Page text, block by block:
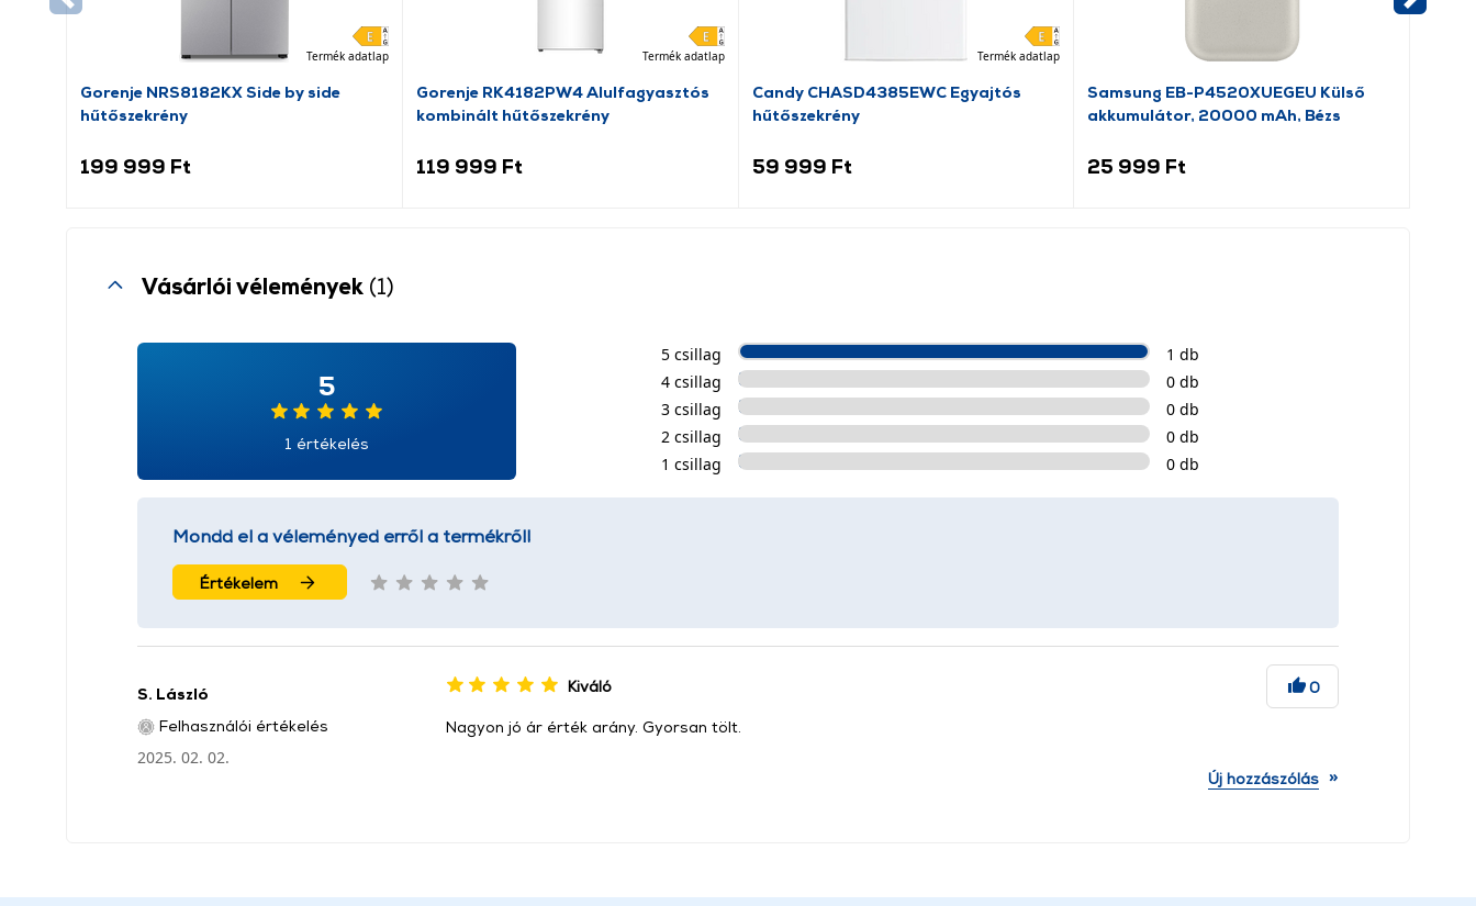
Termék adatlap
Gorenje NRS8182KX Side by side
hűtőszekrény
199 999 Ft
Termék adatlap
Gorenje RK4182PW4 Alulfagyasztós
kombinált hűtőszekrény
119 999 Ft
Termék adatlap
Candy CHASD4385EWC Egyajtós
hűtőszekrény
59 999 Ft
Samsung EB-P4520XUEGEU Külső
akkumulátor, 20000 mAh, Bézs
25 999 Ft
Vásárlói vélemények (1)
5
1 értékelés
5 csillag
1 db
4 csillag
0 db
3 csillag
0 db
2 csillag
0 db
1 csillag
0 db
Mondd el a véleményed erről a termékről!
Értékelem
S. László
Felhasználói értékelés
2025. 02. 02.
Kiváló 0
Nagyon jó ár érték arány. Gyorsan tölt.
Új hozzászólás »